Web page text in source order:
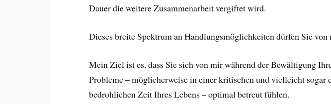
Dauer die weitere Zusammenarbeit vergiftet wird.
Dieses breite Spektrum an Handlungsmöglichkeiten dürfen Sie von
Mein Ziel ist es, dass Sie sich von mir während der Bewältigung
Probleme – möglicherweise in einer kritischen und vielleicht sogar
bedrohlichen Zeit Ihres Lebens – optimal betreut fühlen.